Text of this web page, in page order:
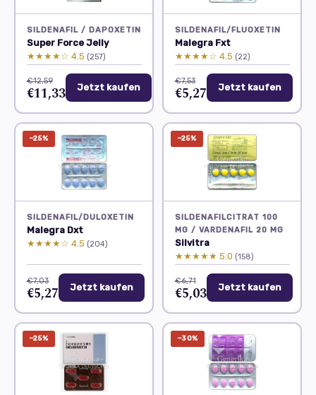
SILDENAFIL / DAPOXETIN
Super Force Jelly
★★★★☆ 4.5 (257)
€12,59
€11,33 Jetzt kaufen
SILDENAFIL/FLUOXETIN
Malegra Fxt
★★★★☆ 4.5 (22)
€7,53
€5,27 Jetzt kaufen
−25%
SILDENAFIL/DULOXETIN
Malegra Dxt
★★★★☆ 4.5 (204)
€7,03
€5,27 Jetzt kaufen
−25%
SILDENAFILCITRAT 100
MG / VARDENAFIL 20 MG
Silvitra
★★★★★ 5.0 (158)
€6,71
€5,03 Jetzt kaufen
−25% −30%